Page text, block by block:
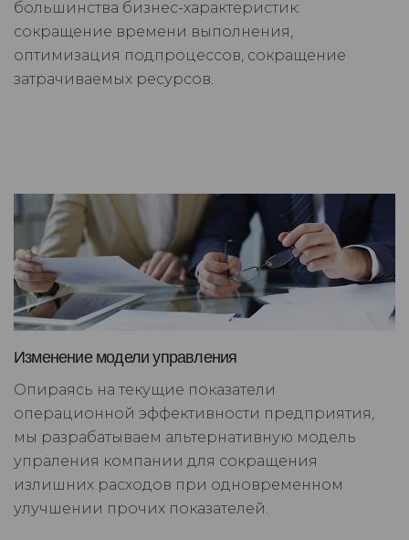
большинства бизнес-характеристик:
сокращение времени выполнения,
оптимизация подпроцессов, сокращение
затрачиваемых ресурсов.
Изменение модели управления
Опираясь на текущие показатели
операционной эффективности предприятия,
мы разрабатываем альтернативную модель
упраления компании для сокращения
излишних расходов при одновременном
улучшении прочих показателей.